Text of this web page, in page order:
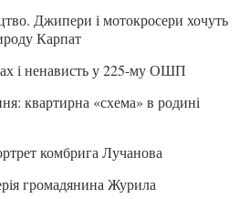
Джипери і мотокросери хочуть
Карпат
і ненависть у 225-му ОШП
квартирна «схема» в родині
комбрига Лучанова
громадянина Журила